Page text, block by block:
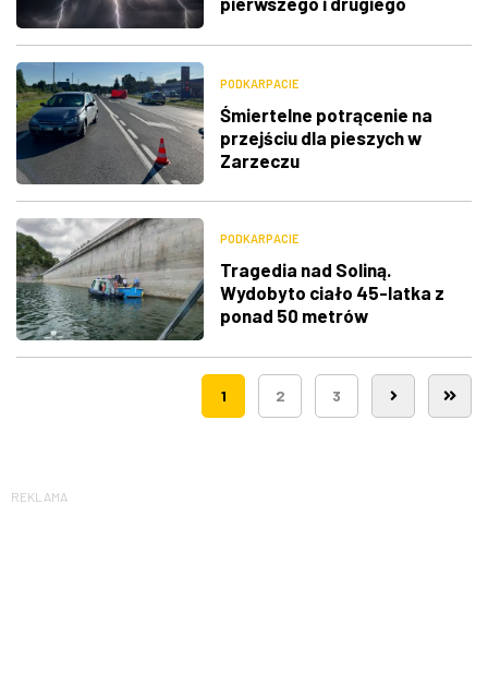
PODKARPACIE
Śmiertelne potrącenie na
przejściu dla pieszych w
Zarzeczu
PODKARPACIE
Tragedia nad Soliną.
Wydobyto ciało 45-latka z
ponad 50 metrów
1 2 3
REKLAMA